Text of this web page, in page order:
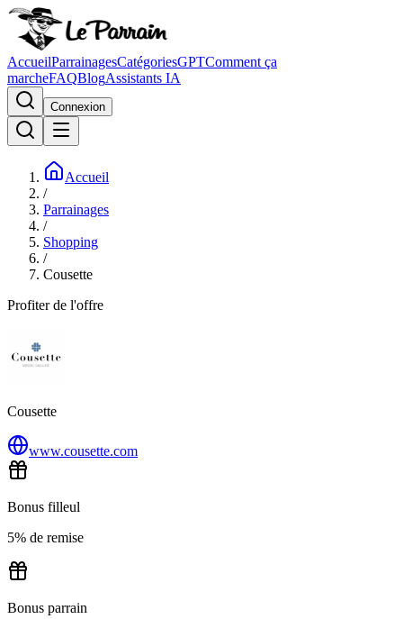
AccueilParrainagesCatégoriesGPTComment ça
marcheFAQBlogAssistants IA
Connexion
Accueil
/
Parrainages
/
Shopping
/
Cousette
Profiter de l'offre
Cousette
www.cousette.com
Bonus filleul
5% de remise
Bonus parrain